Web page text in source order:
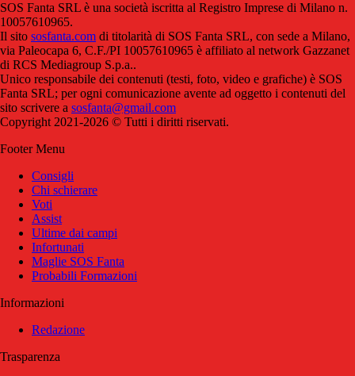
SOS Fanta SRL è una società iscritta al Registro Imprese di Milano n.
10057610965.
Il sito sosfanta.com di titolarità di SOS Fanta SRL, con sede a Milano,
via Paleocapa 6, C.F./PI 10057610965 è affiliato al network Gazzanet
di RCS Mediagroup S.p.a..
Unico responsabile dei contenuti (testi, foto, video e grafiche) è SOS
Fanta SRL; per ogni comunicazione avente ad oggetto i contenuti del
sito scrivere a sosfanta@gmail.com
Copyright 2021-2026 © Tutti i diritti riservati.
Footer Menu
Consigli
Chi schierare
Voti
Assist
Ultime dai campi
Infortunati
Maglie SOS Fanta
Probabili Formazioni
Informazioni
Redazione
Trasparenza